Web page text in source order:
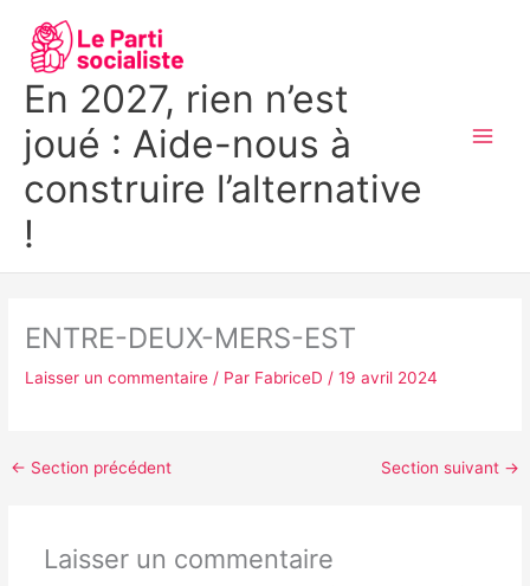
contenu
En 2027, rien n’est
joué : Aide-nous à
construire l’alternative
!
ENTRE-DEUX-MERS-EST
Laisser un commentaire / Par FabriceD/19 avril 2024
← Section précédent Section suivant →
Laisser un commentaire